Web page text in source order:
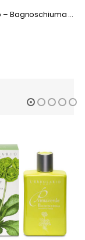
L’Erbolario – Bagnoschiuma Myrrahae